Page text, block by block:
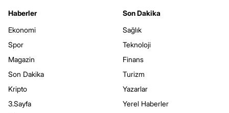
Haberler
Ekonomi
Spor
Magazin
Son Dakika
Kripto
3.Sayfa
Son Dakika
Sağlık
Teknoloji
Finans
Turizm
Yazarlar
Yerel Haberler